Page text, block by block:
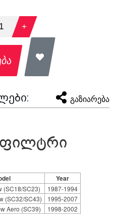
1 +
გაზიარება
ფილტრი
Year
(SC18/SC23)
1987-1994
(SC32/SC43)
1995-2007
Aero (SC39)
1998-2002